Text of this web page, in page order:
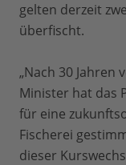
gelten derzeit
überfischt.
„Nach 30
Minister hat das
für eine
Fischerei
dieser